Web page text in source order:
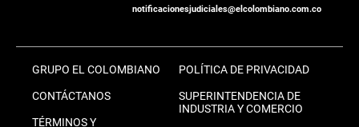
notificacionesjudiciales@elcolombiano.com.co
GRUPO EL COLOMBIANO
CONTÁCTANOS
TÉRMINOS Y
POLÍTICA DE PRIVACIDAD
SUPERINTENDENCIA DE
INDUSTRIA Y COMERCIO